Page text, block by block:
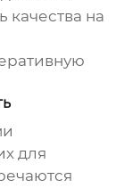
качества на
для